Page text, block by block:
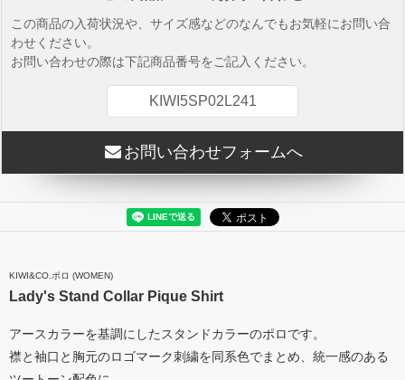
この商品の入荷状況や、サイズ感などのなんでもお気軽にお問い合
わせください。
お問い合わせの際は下記商品番号をご記入ください。
KIWI5SP02L241
お問い合わせフォームへ
KIWI&CO.ポロ (WOMEN)
Lady's Stand Collar Pique Shirt
アースカラーを基調にしたスタンドカラーのポロです。
襟と袖口と胸元のロゴマーク刺繍を同系色でまとめ、統一感のある